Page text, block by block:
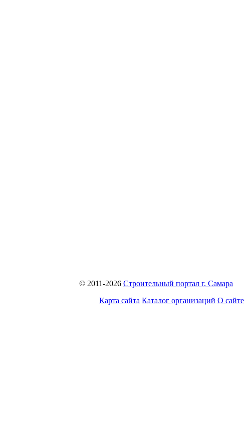
© 2011-2026 Строительный портал г. Самара
Карта сайта Каталог организаций О сайте